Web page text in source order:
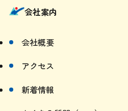
会社案内
会社概要
アクセス
新着情報